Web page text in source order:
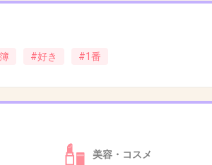
殺人事件
#好き #1番
美容・コスメ